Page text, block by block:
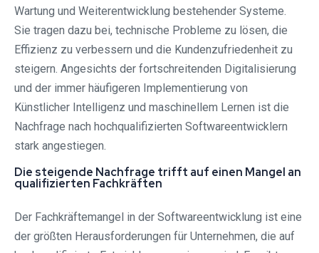
Wartung und Weiterentwicklung bestehender Systeme.
Sie tragen dazu bei, technische Probleme zu lösen, die
Effizienz zu verbessern und die Kundenzufriedenheit zu
steigern. Angesichts der fortschreitenden Digitalisierung
und der immer häufigeren Implementierung von
Künstlicher Intelligenz und maschinellem Lernen ist die
Nachfrage nach hochqualifizierten Softwareentwicklern
stark angestiegen.
Die steigende Nachfrage trifft auf einen Mangel an
qualifizierten Fachkräften
Der Fachkräftemangel in der Softwareentwicklung ist eine
der größten Herausforderungen für Unternehmen, die auf